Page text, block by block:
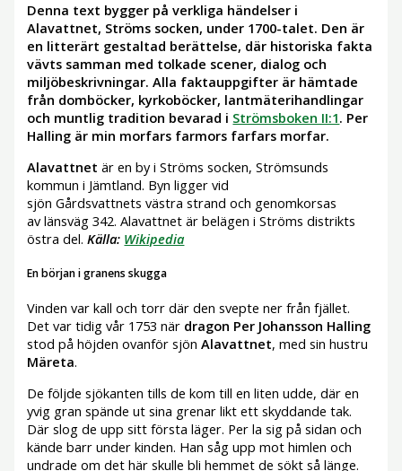
Denna text bygger på verkliga händelser i
Alavattnet, Ströms socken, under 1700-talet. Den är
en litterärt gestaltad berättelse, där historiska fakta
vävts samman med tolkade scener, dialog och
miljöbeskrivningar. Alla faktauppgifter är hämtade
från domböcker, kyrkoböcker, lantmäterihandlingar
och muntlig tradition bevarad i Strömsboken II:1. Per
Halling är min morfars farmors farfars morfar.
Alavattnet är en by i Ströms socken, Strömsunds
kommun i Jämtland. Byn ligger vid
sjön Gårdsvattnets västra strand och genomkorsas
av länsväg 342. Alavattnet är belägen i Ströms distrikts
östra del.Källa: Wikipedia
En början i granens skugga
Vinden var kall och torr där den svepte ner från fjället.
Det var tidig vår 1753 när dragon Per Johansson Halling
stod på höjden ovanför sjönAlavattnet, med sin hustru
Märeta.
De följde sjökanten tills de kom till en liten udde, där en
yvig gran spände ut sina grenar likt ett skyddande tak.
Där slog de upp sitt första läger. Per la sig på sidan och
kände barr under kinden. Han såg upp mot himlen och
undrade om det här skulle bli hemmet de sökt så länge.